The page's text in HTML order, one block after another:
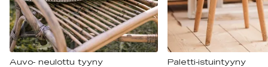
Auvo- neulottu tyyny Paletti-istuintyyny